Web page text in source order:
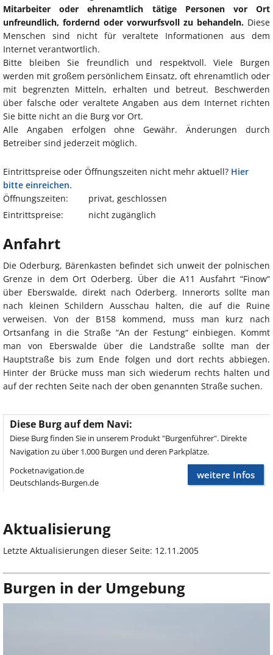
Mitarbeiter oder ehrenamtlich tätige Personen vor Ort
unfreundlich, fordernd oder vorwurfsvoll zu behandeln. Diese
Menschen sind nicht für veraltete Informationen aus dem
Internet verantwortlich.
Bitte bleiben Sie freundlich und respektvoll. Viele Burgen
werden mit großem persönlichem Einsatz, oft ehrenamtlich oder
mit begrenzten Mitteln, erhalten und betreut. Beschwerden
über falsche oder veraltete Angaben aus dem Internet richten
Sie bitte nicht an die Burg vor Ort.
Alle Angaben erfolgen ohne Gewähr. Änderungen durch
Betreiber sind jederzeit möglich.
Eintrittspreise oder Öffnungszeiten nicht mehr aktuell? Hier
bitte einreichen.
Öffnungszeiten:
privat, geschlossen
Eintrittspreise:
nicht zugänglich
Anfahrt
Die Oderburg, Bärenkasten befindet sich unweit der polnischen
Grenze in dem Ort Oderberg. Über die A11 Ausfahrt “Finow“
über Eberswalde, direkt nach Oderberg. Innerorts sollte man
nach kleinen Schildern Ausschau halten, die auf die Ruine
verweisen. Von der B158 kommend, muss man kurz nach
Ortsanfang in die Straße “An der Festung“ einbiegen. Kommt
man von Eberswalde über die Landstraße sollte man der
Hauptstraße bis zum Ende folgen und dort rechts abbiegen.
Hinter der Brücke muss man sich wiederum rechts halten und
auf der rechten Seite nach der oben genannten Straße suchen.
Diese Burg auf dem Navi:
Diese Burg finden Sie in unserem Produkt "Burgenführer". Direkte
Navigation zu über 1.000 Burgen und deren Parkplätze.
Pocketnavigation.de
Deutschlands-Burgen.de
weitere Infos
Aktualisierung
Letzte Aktualisierungen dieser Seite: 12.11.2005
Burgen in der Umgebung